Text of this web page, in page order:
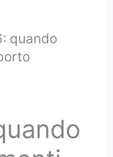
quando